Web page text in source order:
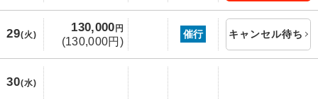
29(火)
130,000 円
(130,000円)
催行 キャンセル待ち
30(水)